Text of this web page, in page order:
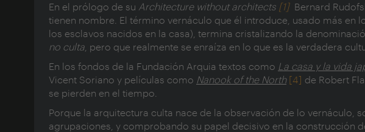
En el prólogo de su Architecture without architects [1] Bernard
tienen nombre. El término vernáculo que él introduce, usado más en
los esclavos nacidos en la casa), termina cristalizando la
no culta , pero que realmente se enraíza en lo que es la verdadera
En los fondos de la Fundación Arquia textos como La casa y la vida
Vicent Soriano y películas como Nanook of the North [4] de Robert
se pierden en el tiempo.
Porque la arquitectura culta nace de la observación de lo vernáculo,
agrupaciones, y comprobando su papel decisivo en la construcción